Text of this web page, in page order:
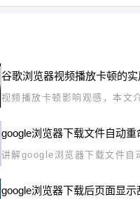
谷歌浏览器视频播放卡顿的
视频播放卡顿影响观感，本文
见卡顿原因及实用解决技巧，
清理缓存等，提升播放流畅度。
google浏览器下载文件自动重
讲解google浏览器下载文件自
否可以关闭，并提供相关操作
理下载文件。
google浏览器下载后页面显示